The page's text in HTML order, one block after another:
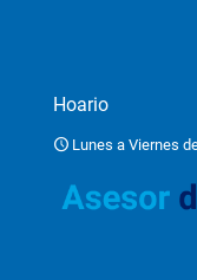
Hoario
Lunes a Viernes